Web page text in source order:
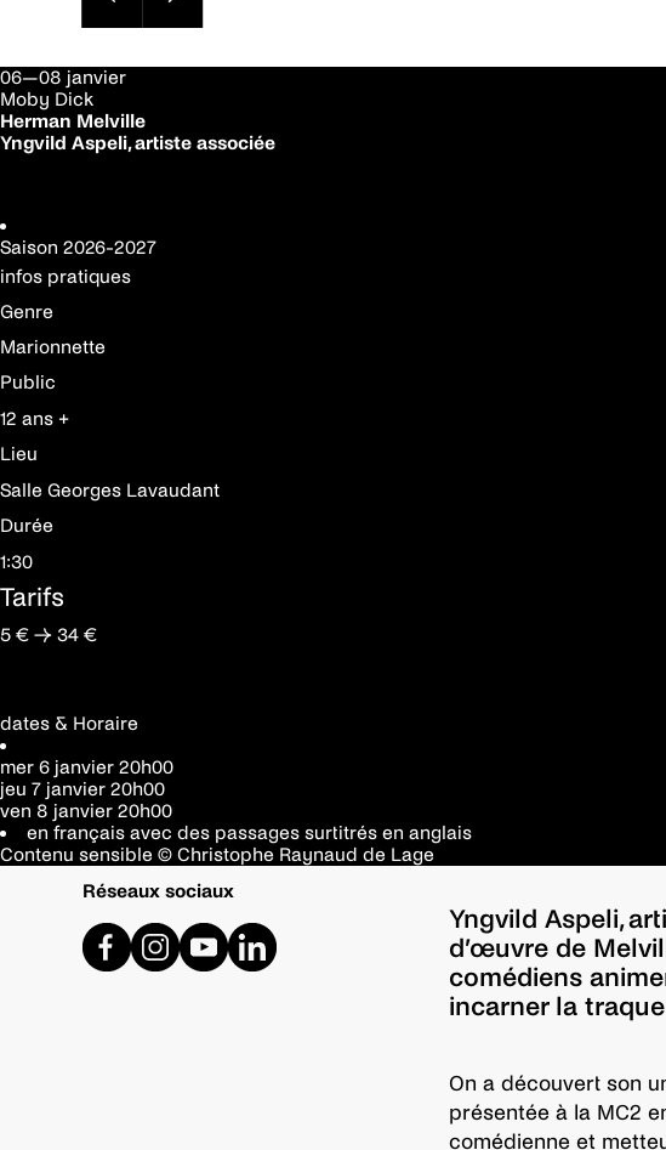
06—08 janvier
Moby Dick
Herman Melville
Yngvild Aspeli, artiste associée
Saison 2026-2027
infos pratiques
Genre
Marionnette
Public
12 ans +
Lieu
Salle Georges Lavaudant
Durée
1:30
Tarifs
5 € → 34 €
dates & Horaire
mer 6 janvier 20h00
jeu 7 janvier 20h00
ven 8 janvier 20h00
en français avec des passages surtitrés en anglais
Contenu sensible © Christophe Raynaud de Lage
Réseaux sociaux
Yngvild Aspeli,
d’œuvre de
comédiens
incarner la
On a découvert son
présentée à la MC2
comédienne et